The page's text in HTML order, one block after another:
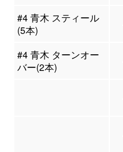
#4 青木 スティール
(5本)
#4 青木 ターンオー
バー(2本)